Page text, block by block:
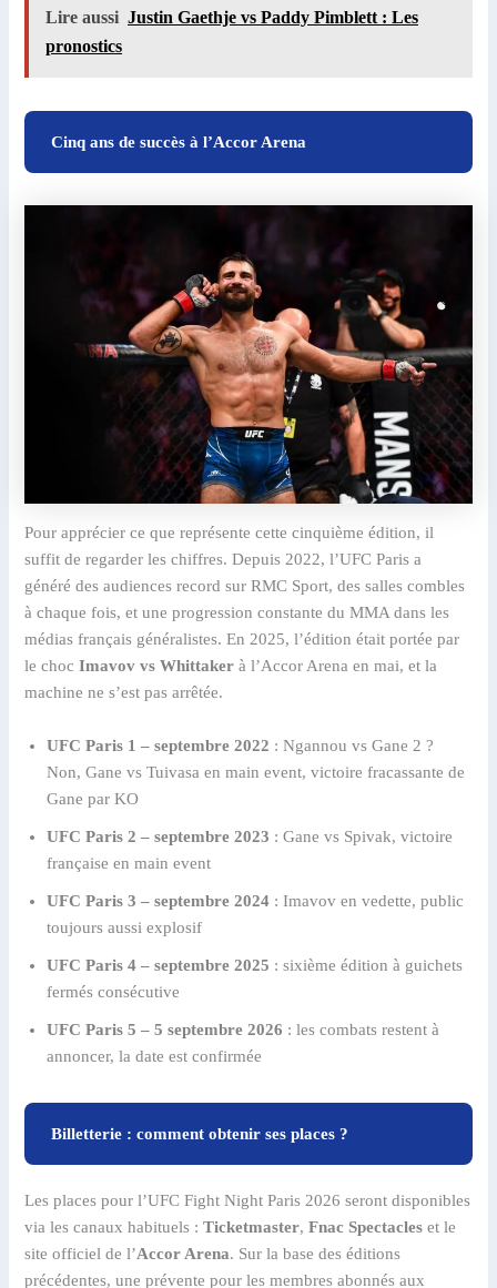
Lire aussi Justin Gaethje vs Paddy Pimblett : Les
pronostics
Cinq ans de succès à l’Accor Arena
Pour apprécier ce que représente cette cinquième édition, il
suffit de regarder les chiffres. Depuis 2022, l’UFC Paris a
généré des audiences record sur RMC Sport, des salles combles
à chaque fois, et une progression constante du MMA dans les
médias français généralistes. En 2025, l’édition était portée par
le chocImavov vs Whittaker à l’Accor Arena en mai, et la
machine ne s’est pas arrêtée.
UFC Paris 1 – septembre 2022 : Ngannou vs Gane 2 ?
Non, Gane vs Tuivasa en main event, victoire fracassante de
Gane par KO
UFC Paris 2 – septembre 2023 : Gane vs Spivak, victoire
française en main event
UFC Paris 3 – septembre 2024 : Imavov en vedette, public
toujours aussi explosif
UFC Paris 4 – septembre 2025 : sixième édition à guichets
fermés consécutive
UFC Paris 5 – 5 septembre 2026 : les combats restent à
annoncer, la date est confirmée
Billetterie : comment obtenir ses places ?
Les places pour l’UFC Fight Night Paris 2026 seront disponibles
via les canaux habituels :Ticketmaster,Fnac Spectacles et le
site officiel de l’Accor Arena. Sur la base des éditions
précédentes, une prévente pour les membres abonnés aux